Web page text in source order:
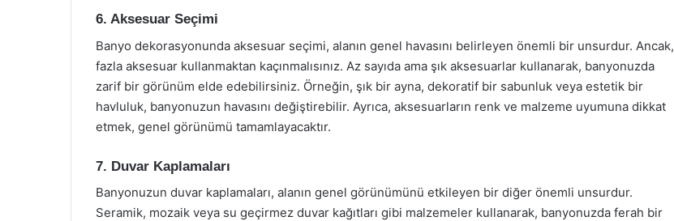
6. Aksesuar Seçimi
Banyo dekorasyonunda aksesuar seçimi, alanın genel havasını belirleyen önemli bir unsurdur. Ancak,
fazla aksesuar kullanmaktan kaçınmalısınız. Az sayıda ama şık aksesuarlar kullanarak, banyonuzda
zarif bir görünüm elde edebilirsiniz. Örneğin, şık bir ayna, dekoratif bir sabunluk veya estetik bir
havluluk, banyonuzun havasını değiştirebilir. Ayrıca, aksesuarların renk ve malzeme uyumuna dikkat
etmek, genel görünümü tamamlayacaktır.
7. Duvar Kaplamaları
Banyonuzun duvar kaplamaları, alanın genel görünümünü etkileyen bir diğer önemli unsurdur.
Seramik, mozaik veya su geçirmez duvar kağıtları gibi malzemeler kullanarak, banyonuzda ferah bir